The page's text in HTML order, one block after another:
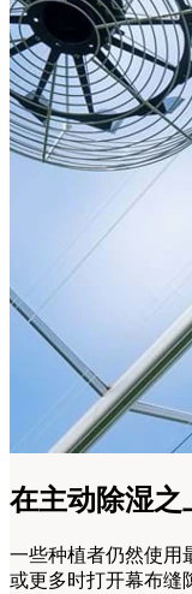
在主动除湿之
一些种植者仍然使用
或更多时打开幕布缝